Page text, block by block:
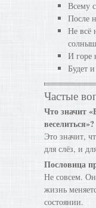
Всему
После
Не всё
И горе
Будет
Частые
Что значит
веселиться»?
Это значит,
для слёз, и
Пословица
Не совсем.
жизнь
состоянии.